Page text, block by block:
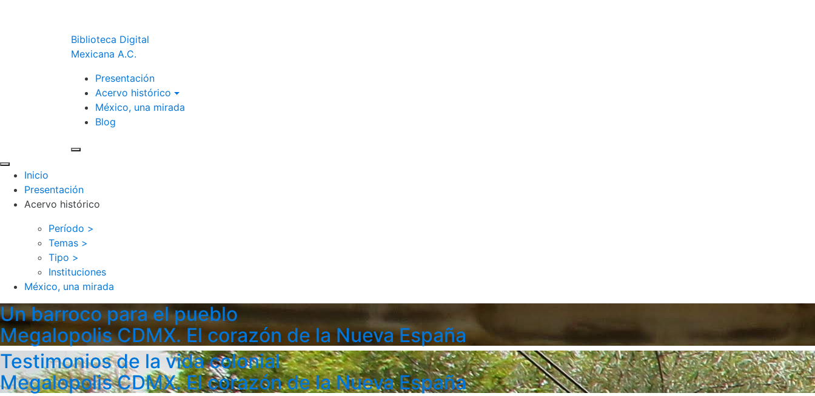
Biblioteca Digital
Mexicana A.C.
Presentación
Acervo histórico
México, una mirada
Blog
Inicio
Presentación
Acervo histórico
Período >
Temas >
Tipo >
Instituciones
México, una mirada
Un barroco para el pueblo
Megalopolis CDMX. El corazón de la Nueva España
Testimonios de la vida colonial
Megalopolis CDMX. El corazón de la Nueva España